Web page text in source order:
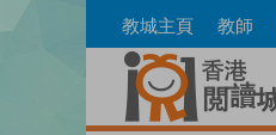
to
教城主頁 教師